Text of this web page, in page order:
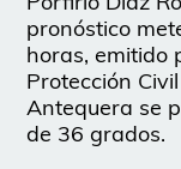
pronóstico
horas, emitido
Protección
Antequera se
de 36 grados.